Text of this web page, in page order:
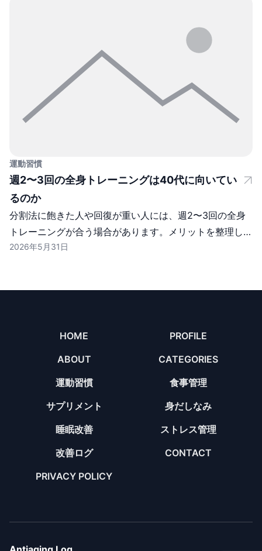
運動習慣
週2〜3回の全身トレーニングは40代に向いてい
るのか
分割法に飽きた人や回復が重い人には、週2〜3回の全身
トレーニングが合う場合があります。メリットを整理しま
す。
2026年5月31日
HOME
PROFILE
ABOUT
CATEGORIES
運動習慣
食事管理
サプリメント
身だしなみ
睡眠改善
ストレス管理
改善ログ
CONTACT
PRIVACY POLICY